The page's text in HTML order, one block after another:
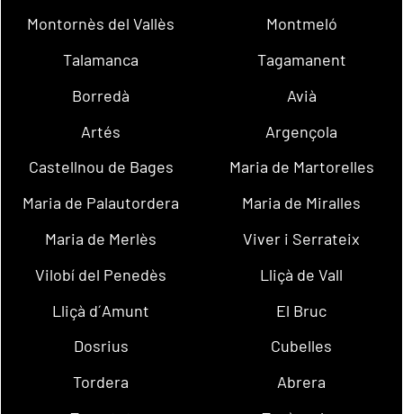
Montornès del Vallès
Montmeló
Talamanca
Tagamanent
Borredà
Avià
Artés
Argençola
Castellnou de Bages
Maria de Martorelles
Maria de Palautordera
Maria de Miralles
Maria de Merlès
Viver i Serrateix
Vilobí del Penedès
Lliçà de Vall
Lliçà d´Amunt
El Bruc
Dosrius
Cubelles
Tordera
Abrera